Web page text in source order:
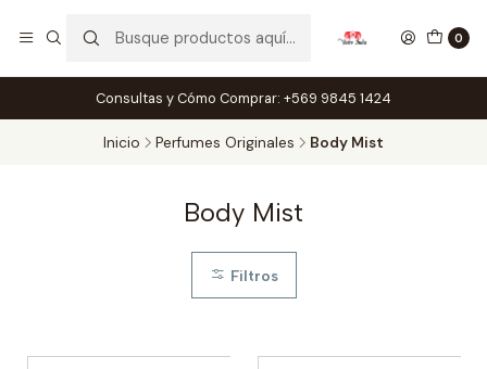
0
Consultas y Cómo Comprar: +569 9845 1424
Inicio Perfumes Originales Body Mist
Body Mist
Filtros